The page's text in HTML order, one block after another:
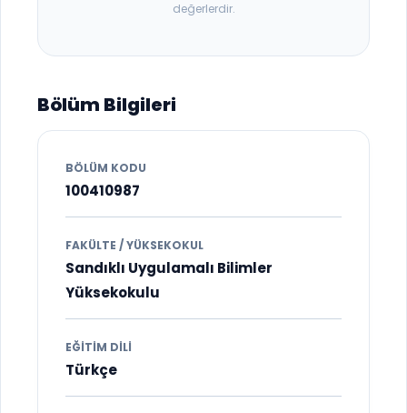
değerlerdir.
Bölüm Bilgileri
BÖLÜM KODU
100410987
FAKÜLTE / YÜKSEKOKUL
Sandıklı Uygulamalı Bilimler
Yüksekokulu
EĞITIM DILI
Türkçe